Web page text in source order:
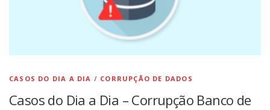
CONTATO
CASOS DO DIA A DIA / CORRUPÇÃO DE DADOS
Casos do Dia a Dia – Corrupção Banco de